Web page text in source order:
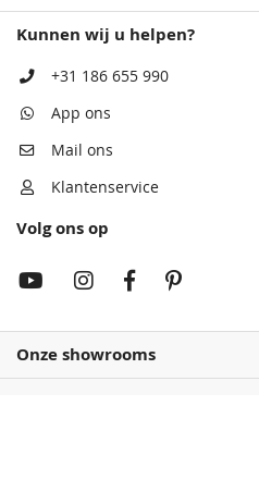
Antiekblauw
68,50
Rembrandtrood
Kunnen wij u helpen?
+31 186 655 990
App ons
Mail ons
Klantenservice
Volg ons op
Onze showrooms